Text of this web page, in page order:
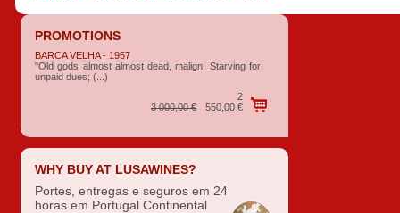
PROMOTIONS
BARCA VELHA - 1957
"Old gods almost almost dead, malign, Starving for
unpaid dues; (...)
3 000,00 €
2
550,00 €
WHY BUY AT LUSAWINES?
Portes, entregas e seguros em 24
horas em Portugal Continental